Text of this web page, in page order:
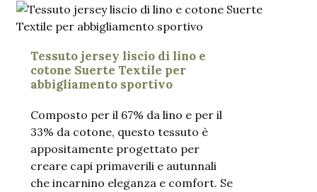
Tessuto jersey liscio di lino e
cotone Suerte Textile per
abbigliamento sportivo
Composto per il 67% da lino e per il
33% da cotone, questo tessuto è
appositamente progettato per
creare capi primaverili e autunnali
che incarnino eleganza e comfort. Se